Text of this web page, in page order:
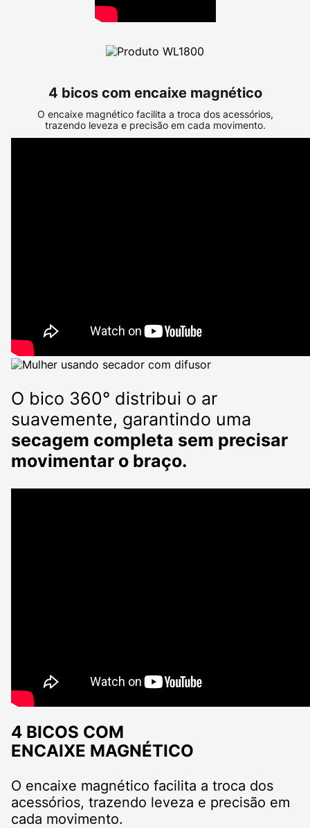
4 bicos com encaixe magnético
O encaixe magnético facilita a troca dos acessórios,
trazendo leveza e precisão em cada movimento.
O bico 360° distribui o ar
suavemente, garantindo uma
secagem completa sem precisar
movimentar o braço.
4 BICOS COM
ENCAIXE MAGNÉTICO
O encaixe magnético facilita a troca dos
acessórios, trazendo leveza e precisão em
cada movimento.